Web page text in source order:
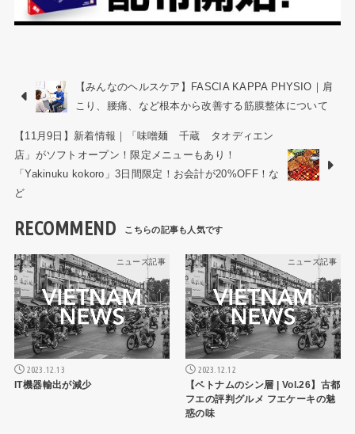
【みんなのヘルスケア】FASCIA KAPPA PHYSIO｜肩
こり、腰痛、など根本から改善する筋膜整体について
【11月9日】新着情報｜「味噌麺 千蔵 タオディエン
店」がソフトオープン！限定メニューもあり！
「Yakinuku kokoro」3日間限定！お会計が20%OFF！な
ど
RECOMMEND
ニュース記事
2023.12.13
IT機器輸出が減少
ニュース記事
2023.12.12
【ベトナムのシン層 | Vol.26】古都
フエの評判グルメ フエケーキの魅
惑の味